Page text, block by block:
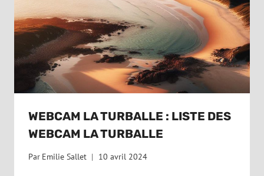
WEBCAM LA TURBALLE : LISTE DES
WEBCAM LA TURBALLE
Par Emilie Sallet 10 avril 2024